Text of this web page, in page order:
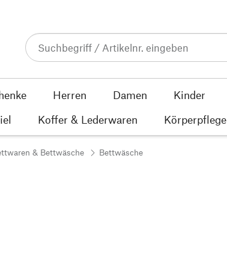
Herren Damen Kinder
Koffer & Lederwaren Körperpflege
& Bettwäsche Bettwäsche